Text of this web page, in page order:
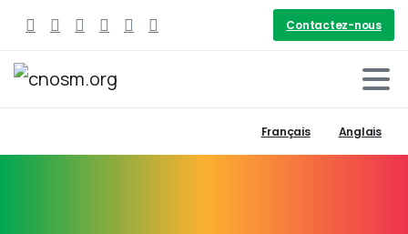
Contactez-nous
Français Anglais